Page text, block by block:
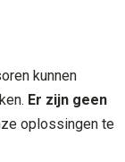
kunnen
Er zijn geen
oplossingen te